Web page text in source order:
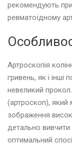
рекомендують
ревматоїдному
Артроскопія
гривень, як і інші
невеликий
(артроскоп), який
зображення
детально
оптимальний